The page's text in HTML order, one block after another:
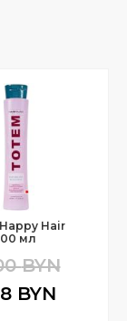
Hair
мл
BYN
BYN